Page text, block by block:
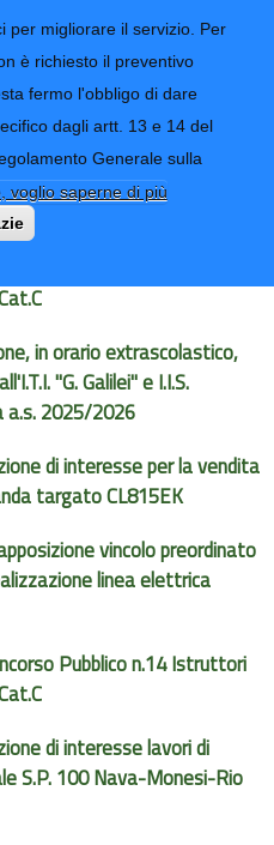
per migliorare il servizio. Per
è richiesto il preventivo
fermo l'obbligo di dare
dagli artt. 13 e 14 del
Generale sulla
voglio saperne di più
CONTATTI-URP
TRASPARENZA
News
in orario extrascolastico,
"G. Galilei" e I.I.S.
a.s. 2025/2026
di interesse per la vendita
targato CL815EK
vincolo preordinato
linea elettrica
Pubblico n.14 Istruttori
di interesse lavori di
S.P. 100 Nava-Monesi-Rio